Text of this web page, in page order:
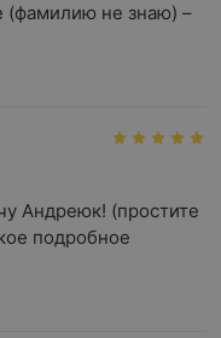
(фамилию не знаю) –
Андреюк! (простите
подробное